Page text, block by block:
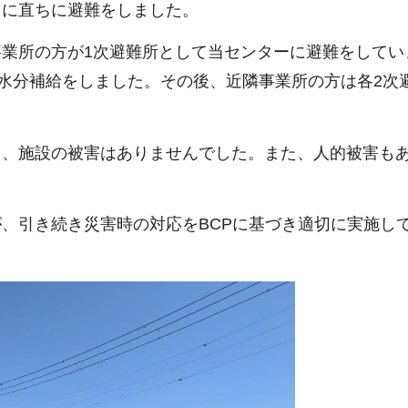
直ちに避難をしました。
の方が1次避難所として当センターに避難をしてい
分補給をしました。その後、近隣事業所の方は各2次
設の被害はありませんでした。また、人的被害も
き続き災害時の対応をBCPに基づき適切に実施し